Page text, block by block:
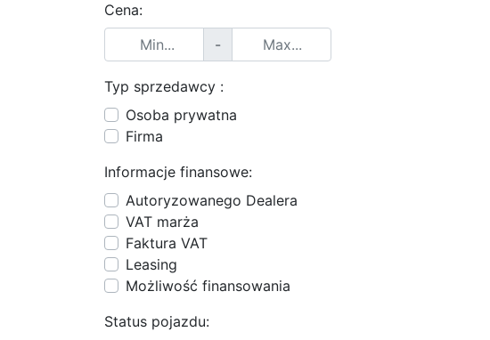
Cena:
-
Typ sprzedawcy :
Osoba prywatna
Firma
Informacje finansowe:
Autoryzowanego Dealera
VAT marża
Faktura VAT
Leasing
Możliwość finansowania
Status pojazdu: